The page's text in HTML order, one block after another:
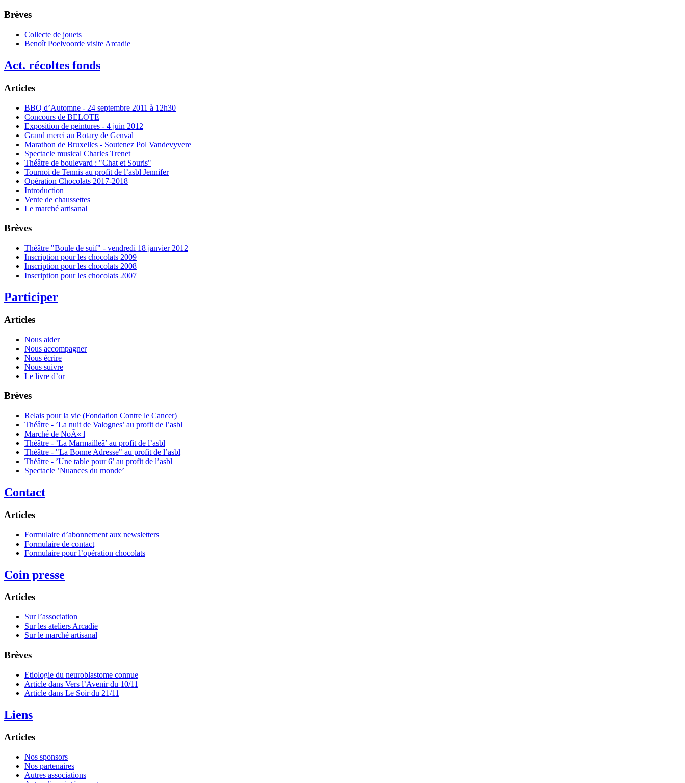
Brèves
Collecte de jouets
Benoît Poelvoorde visite Arcadie
Act. récoltes fonds
Articles
BBQ d’Automne - 24 septembre 2011 à 12h30
Concours de BELOTE
Exposition de peintures - 4 juin 2012
Grand merci au Rotary de Genval
Marathon de Bruxelles - Soutenez Pol Vandevyvere
Spectacle musical Charles Trenet
Théâtre de boulevard : "Chat et Souris"
Tournoi de Tennis au profit de l’asbl Jennifer
Opération Chocolats 2017-2018
Introduction
Vente de chaussettes
Le marché artisanal
Brèves
Théâtre "Boule de suif" - vendredi 18 janvier 2012
Inscription pour les chocolats 2009
Inscription pour les chocolats 2008
Inscription pour les chocolats 2007
Participer
Articles
Nous aider
Nous accompagner
Nous écrire
Nous suivre
Le livre d’or
Brèves
Relais pour la vie (Fondation Contre le Cancer)
Théâtre - ’La nuit de Valognes’ au profit de l’asbl
Marché de NoÃ« l
Théâtre - ’La Marmailleâ’ au profit de l’asbl
Théâtre - "La Bonne Adresse" au profit de l’asbl
Théâtre - ’Une table pour 6’ au profit de l’asbl
Spectacle ’Nuances du monde’
Contact
Articles
Formulaire d’abonnement aux newsletters
Formulaire de contact
Formulaire pour l’opération chocolats
Coin presse
Articles
Sur l’association
Sur les ateliers Arcadie
Sur le marché artisanal
Brèves
Etiologie du neuroblastome connue
Article dans Vers l’Avenir du 10/11
Article dans Le Soir du 21/11
Liens
Articles
Nos sponsors
Nos partenaires
Autres associations